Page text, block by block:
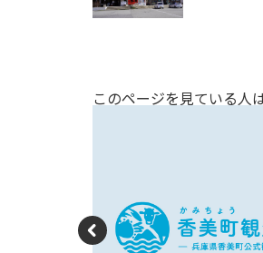
このページを見ている人は